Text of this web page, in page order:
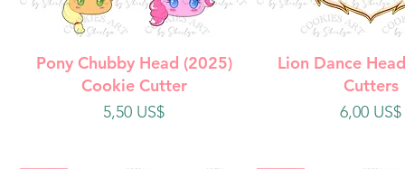
Vista rápida
Pony Chubby Head (2025)
Cookie Cutter
Precio
5,50 US$
Vista
Lion Dance
Cutters
Precio
6,00 US$